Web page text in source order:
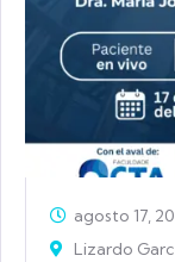
agosto 17,
Lizardo